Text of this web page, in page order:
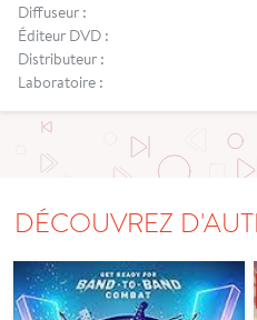
Diffuseur :
Éditeur DVD :
Distributeur :
Laboratoire :
DÉCOUVREZ